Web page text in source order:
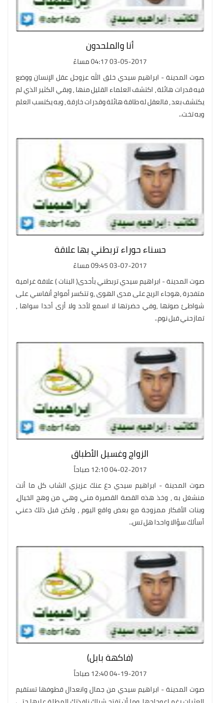
أنا والملحدون
03-05-2017 04:17 مساءً
صوت المدينة - ابراهيم سيدي خلق الله عزوجل عقل الإنسان ووضع
فيه قدرات هائلة ، اكتشف العلماء القليل منها ، وبقي الكثير الذي لم
يكتشف بعد ، فالعقل له طاقة هائلة وقدرات خارقة ، وبه يكتسب العلم
وبه تخت..
حسناء حوراء تربطني بها علاقة
03-07-2017 09:45 مساءً
صوت المدينة - ابراهيم سيدي تربطني بأحدى( البنات ) علاقة غرامية
متفجرة ،هوجاء الريح على مدى الهوى ،و تتكسر أمواج أنفاسي على
شواطئ صوتها ،وفي حضرتها لا اسمع لأحد ولا أرى أحدا سواها ،
تمازحني قبل نوم..
الزواج وغسيل الأطباق
04-02-2017 12:10 صباحاً
صوت المدينة - ابراهيم سيدي دع عنك عزيزي الشاب كل ما أنت
منشغل به ، وخذ هذه القصة القصيرة مني وهي من وهج الخيال،
وبنات الأفكار ممزوجة مع بعض واقع اليوم ، ولكن قبل ذلك دعني
أسألك سؤالا واحدا هل تس..
(فاكهة بابل)
04-19-2017 12:40 صباحاً
صوت المدينة - ابراهيم سيدي من جمال وانعدال قطوفها تستقيم